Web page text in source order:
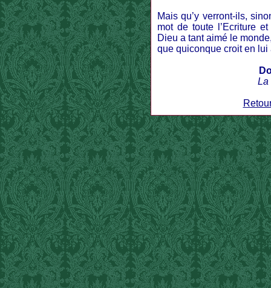
Mais qu’y verront-ils,
mot de toute l’Ecriture
Dieu a tant aimé le
que quiconque croit en lui
La